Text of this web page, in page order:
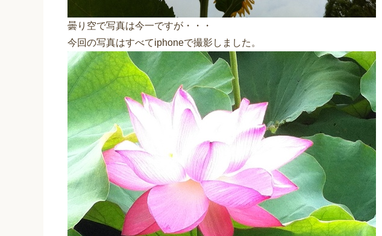
曇り空で写真は今一ですが・・・
今回の写真はすべてiphoneで撮影しました。